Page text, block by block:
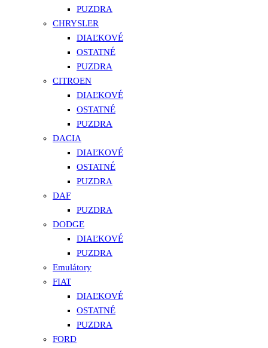
PUZDRA
CHRYSLER
DIAĽKOVÉ
OSTATNÉ
PUZDRA
CITROEN
DIAĽKOVÉ
OSTATNÉ
PUZDRA
DACIA
DIAĽKOVÉ
OSTATNÉ
PUZDRA
DAF
PUZDRA
DODGE
DIAĽKOVÉ
PUZDRA
Emulátory
FIAT
DIAĽKOVÉ
OSTATNÉ
PUZDRA
FORD